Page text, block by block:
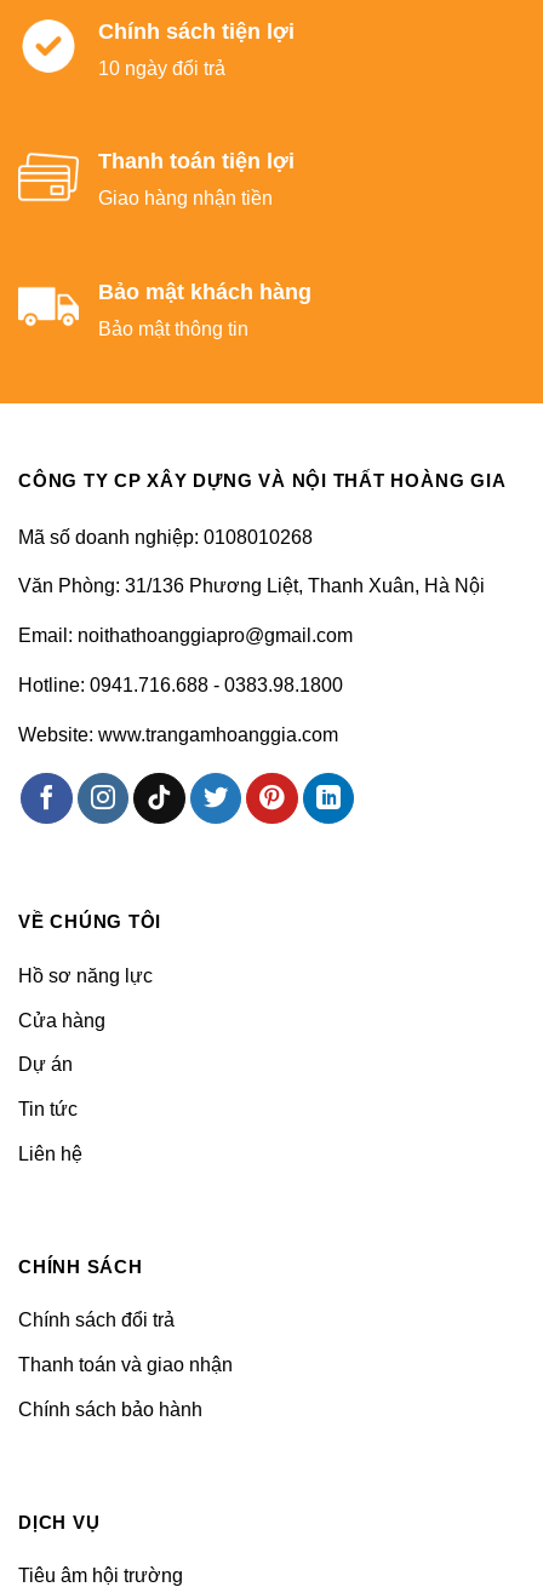
Chính sách tiện lợi
10 ngày đổi trả
Thanh toán tiện lợi
Giao hàng nhận tiền
Bảo mật khách hàng
Bảo mật thông tin
CÔNG TY CP XÂY DỰNG VÀ NỘI THẤT HOÀNG GIA
Mã số doanh nghiệp: 0108010268
Văn Phòng: 31/136 Phương Liệt, Thanh Xuân, Hà Nội
Email: noithathoanggiapro@gmail.com
Hotline: 0941.716.688 - 0383.98.1800
Website: www.trangamhoanggia.com
VỀ CHÚNG TÔI
Hồ sơ năng lực
Cửa hàng
Dự án
Tin tức
Liên hệ
CHÍNH SÁCH
Chính sách đổi trả
Thanh toán và giao nhận
Chính sách bảo hành
DỊCH VỤ
Tiêu âm hội trường